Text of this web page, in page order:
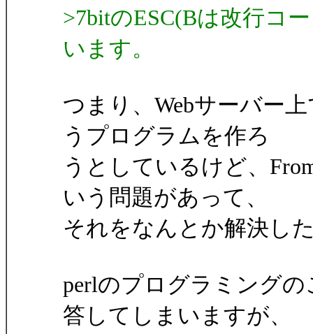
>7bitのESC(Bは改行コ
います。
つまり、Webサーバー
うプログラムを作ろ
うとしているけど、
いう問題があって、
それをなんとか解決し
perlのプログラミング
答してしまいますが、